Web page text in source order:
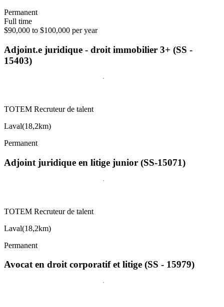
Permanent
Full time
$90,000 to $100,000 per year
Adjoint.e juridique - droit immobilier 3+ (SS -
15403)
TOTEM Recruteur de talent
Laval(18,2km)
Permanent
Adjoint juridique en litige junior (SS-15071)
TOTEM Recruteur de talent
Laval(18,2km)
Permanent
Avocat en droit corporatif et litige (SS - 15979)